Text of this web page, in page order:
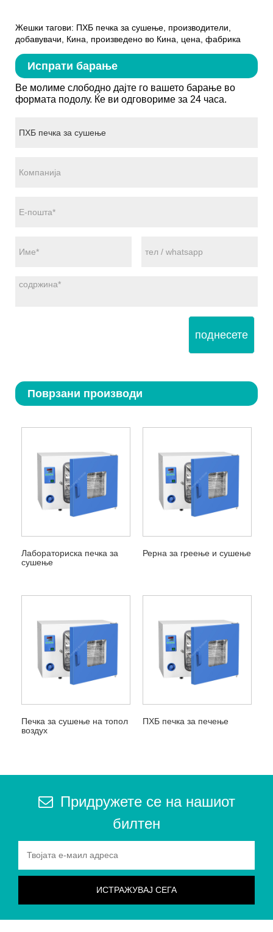
Жешки тагови: ПХБ печка за сушење, производители,
добавувачи, Кина, произведено во Кина, цена, фабрика
Испрати барање
Ве молиме слободно дајте го вашето барање во
формата подолу. Ќе ви одговориме за 24 часа.
поднесете
Поврзани производи
Лабораториска печка за
сушење
Рерна за греење и сушење
Печка за сушење на топол
воздух
ПХБ печка за печење
Придружете се на нашиот
билтен